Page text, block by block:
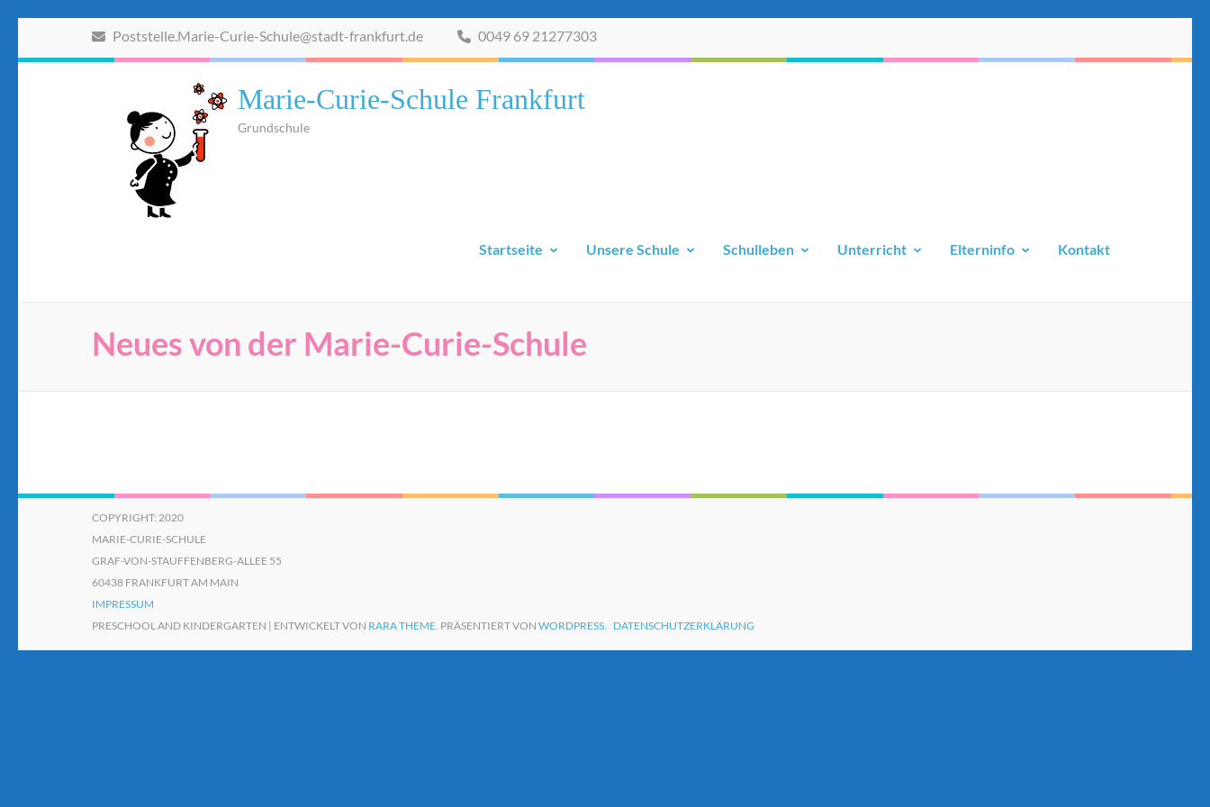
Poststelle.Marie-Curie-Schule@stadt-frankfurt.de 0049 69 21277303
Marie-Curie-Schule Frankfurt
Grundschule
Startseite Unsere Schule Schulleben Unterricht Elterninfo Kontakt
Neues von der Marie-Curie-Schule
COPYRIGHT: 2020
MARIE-CURIE-SCHULE
GRAF-VON-STAUFFENBERG-ALLEE 55
60438 FRANKFURT AM MAIN
IMPRESSUM
PRESCHOOL AND KINDERGARTEN | ENTWICKELT VON RARA THEME. PRÄSENTIERT VON WORDPRESS. DATENSCHUTZERKLÄRUNG